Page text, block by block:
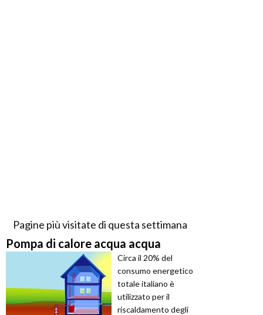
Pagine più visitate di questa settimana
Pompa di calore acqua acqua
Circa il 20% del
consumo energetico
totale italiano è
utilizzato per il
riscaldamento degli